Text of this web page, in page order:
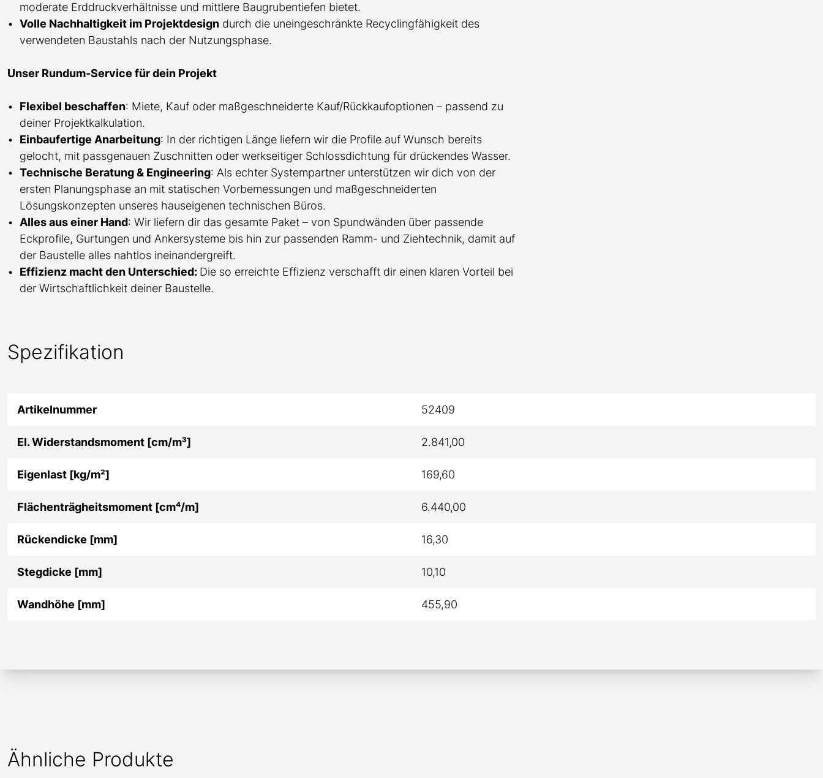
moderate Erddruckverhältnisse und mittlere Baugrubentiefen bietet.
Volle Nachhaltigkeit im Projektdesign durch die uneingeschränkte Recyclingfähigkeit des
verwendeten Baustahls nach der Nutzungsphase.
Unser Rundum-Service für dein Projekt
Flexibel beschaffen: Miete, Kauf oder maßgeschneiderte Kauf/Rückkaufoptionen – passend zu
deiner Projektkalkulation.
Einbaufertige Anarbeitung: In der richtigen Länge liefern wir die Profile auf Wunsch bereits
gelocht, mit passgenauen Zuschnitten oder werkseitiger Schlossdichtung für drückendes Wasser.
Technische Beratung & Engineering: Als echter Systempartner unterstützen wir dich von der
ersten Planungsphase an mit statischen Vorbemessungen und maßgeschneiderten
Lösungskonzepten unseres hauseigenen technischen Büros.
Alles aus einer Hand: Wir liefern dir das gesamte Paket – von Spundwänden über passende
Eckprofile, Gurtungen und Ankersysteme bis hin zur passenden Ramm- und Ziehtechnik, damit auf
der Baustelle alles nahtlos ineinandergreift.
Effizienz macht den Unterschied: Die so erreichte Effizienz verschafft dir einen klaren Vorteil bei
der Wirtschaftlichkeit deiner Baustelle.
Spezifikation
Artikelnummer 52409
El. Widerstandsmoment [cm/m³] 2.841,00
Eigenlast [kg/m²] 169,60
Flächenträgheitsmoment [cm⁴/m] 6.440,00
Rückendicke [mm] 16,30
Stegdicke [mm] 10,10
Wandhöhe [mm] 455,90
Ähnliche Produkte